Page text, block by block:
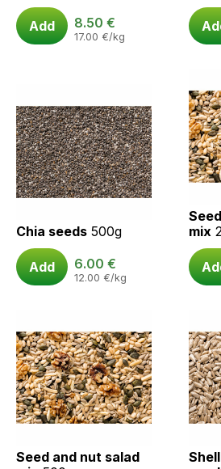
Add 8.50 €
17.00 €/kg
Chia seeds 500g
Add 6.00 €
12.00 €/kg
mix
Seed and nut salad